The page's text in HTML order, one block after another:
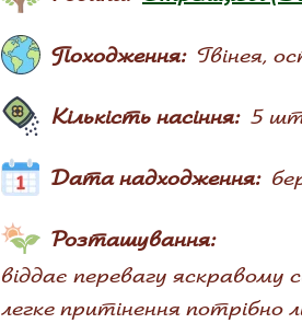
Походження: Гвінея,
Кількість насіння: 5
Дата надходження:
Розташування:
віддає перевагу яскравому
легке притінення